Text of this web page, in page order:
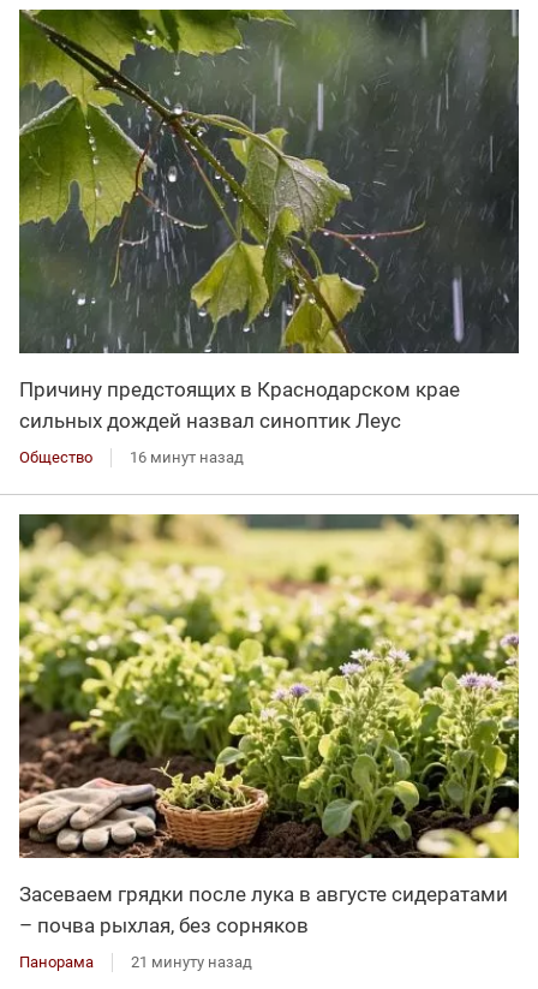
Причину предстоящих в Краснодарском крае
сильных дождей назвал синоптик Леус
Общество 16 минут назад
Засеваем грядки после лука в августе сидератами
– почва рыхлая, без сорняков
Панорама 21 минуту назад